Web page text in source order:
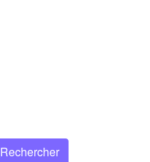
Rechercher